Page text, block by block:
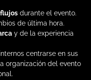
durante el evento.
de última hora.
y de la experiencia
centrarse en sus
organización del evento